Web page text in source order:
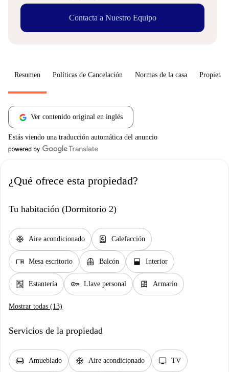
Contacta a Nuestro Equipo
Resumen Políticas de Cancelación Normas de la casa
Ver contenido original en inglés
Estás viendo una traducción automática del anuncio
¿Qué ofrece esta propiedad?
Tu habitación (Dormitorio 2)
ac_unit Aire acondicionado water_heater Calefacción
desk Mesa escritorio balcony Balcón window_open Interior
shelves Estantería key Llave personal dresser Armario
Mostrar todas (13)
Servicios de la propiedad
chair Amueblado ac_unit Aire acondicionado tv TV